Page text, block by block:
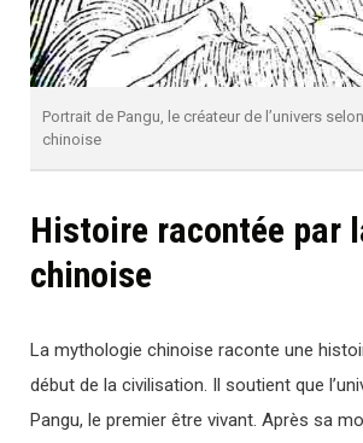
Portrait de Pangu, le créateur de l’univers
chinoise
Histoire racontée par
chinoise
La mythologie chinoise raconte une
début de la civilisation. Il soutient que
Pangu, le premier être vivant. Après sa